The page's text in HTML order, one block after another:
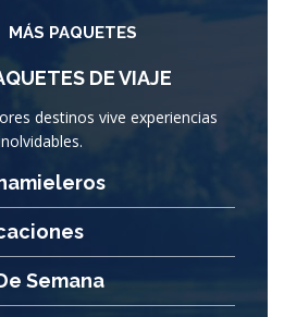
MÁS PAQUETES
DE VIAJE
destinos vive experiencias
Semana